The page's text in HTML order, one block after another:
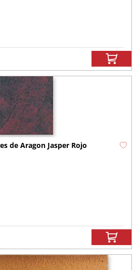
de Aragon Jasper Rojo